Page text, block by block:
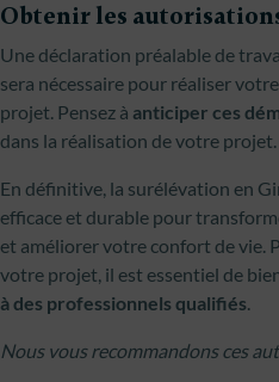
Obtenir les
Une déclaration préalable de
sera nécessaire pour réaliser
projet. Pensez à anticiper ces
dans la réalisation de votre projet.
En définitive, la surélévation en
efficace et durable pour
et améliorer votre confort de vie.
votre projet, il est essentiel de
à des professionnels qualifiés.
Nous vous recommandons ces